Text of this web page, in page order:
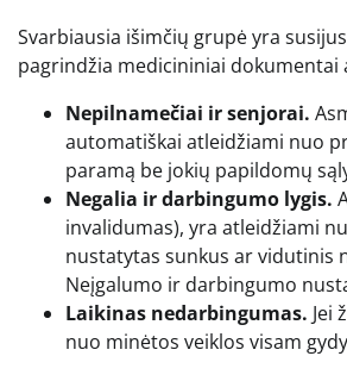
Svarbiausia išimčių grupė yra
pagrindžia medicininiai dokumentai
Nepilnamečiai ir senjorai.
automatiškai atleidžiami nuo
paramą be jokių papildomų
Negalia ir darbingumo lygis.
invalidumas), yra atleidžiami
nustatytas sunkus ar vidutinis
Neįgalumo ir darbingumo
Laikinas nedarbingumas. Jei
nuo minėtos veiklos visam